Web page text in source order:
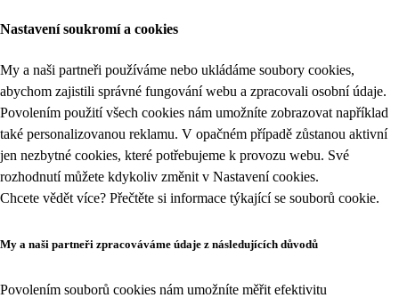
Nastavení soukromí a cookies
My a naši partneři používáme nebo ukládáme soubory cookies,
abychom zajistili správné fungování webu a zpracovali osobní údaje.
Povolením použití všech cookies nám umožníte zobrazovat například
také personalizovanou reklamu. V opačném případě zůstanou aktivní
jen nezbytné cookies, které potřebujeme k provozu webu. Své
rozhodnutí můžete kdykoliv změnit v Nastavení cookies.
Chcete vědět více? Přečtěte si informace týkající se souborů cookie.
My a naši partneři zpracováváme údaje z následujících důvodů
Povolením souborů cookies nám umožníte měřit efektivitu